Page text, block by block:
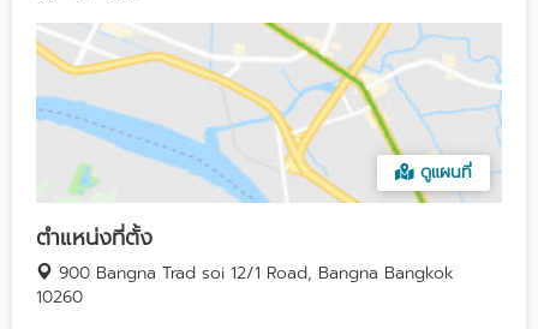
ดูแผนที่
ตำแหน่งที่ตั้ง
900 Bangna Trad soi 12/1 Road, Bangna Bangkok
10260